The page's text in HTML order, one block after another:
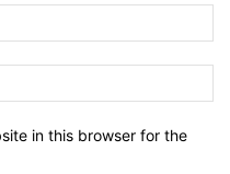
in this browser for the